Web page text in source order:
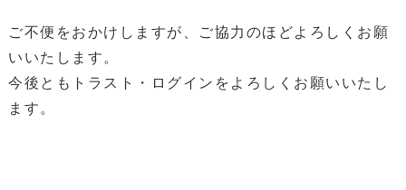
ご不便をおかけしますが、ご協力のほどよろしくお願
いいたします。
今後ともトラスト・ログインをよろしくお願いいたし
ます。